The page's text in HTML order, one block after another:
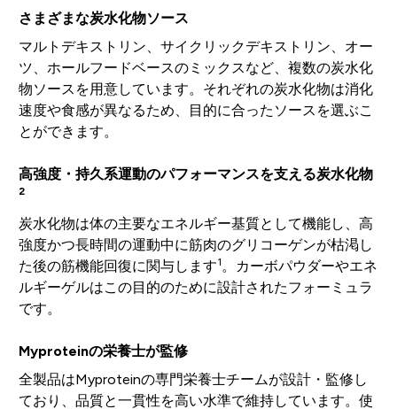
さまざまな炭水化物ソース
マルトデキストリン、サイクリックデキストリン、オー
ツ、ホールフードベースのミックスなど、複数の炭水化
物ソースを用意しています。それぞれの炭水化物は消化
速度や食感が異なるため、目的に合ったソースを選ぶこ
とができます。
高強度・持久系運動のパフォーマンスを支える炭水化物
2
炭水化物は体の主要なエネルギー基質として機能し、高
強度かつ長時間の運動中に筋肉のグリコーゲンが枯渇し
た後の筋機能回復に関与します1 。カーボパウダーやエネ
ルギーゲルはこの目的のために設計されたフォーミュラ
です。
Myproteinの栄養士が監修
全製品はMyproteinの専門栄養士チームが設計・監修し
ており、品質と一貫性を高い水準で維持しています。使